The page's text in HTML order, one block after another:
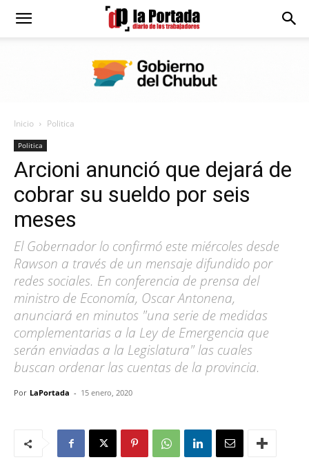
Diario
Portada
Inicio Politica
Politica
Arcioni anunció que dejará de
cobrar su sueldo por seis
meses
El Gobernador lo confirmó este miércoles desde
Rawson a través de un mensaje difundido por
redes sociales. En conferencia de prensa del
ministro de Economía, Oscar Antonena,
anunciará en minutos "una serie de medidas
complementarias a la Ley de Emergencia que
serán enviadas a la Legislatura" las cuales
buscan ordenar las cuentas de la provincia.
Por LaPortada - 15 enero, 2020